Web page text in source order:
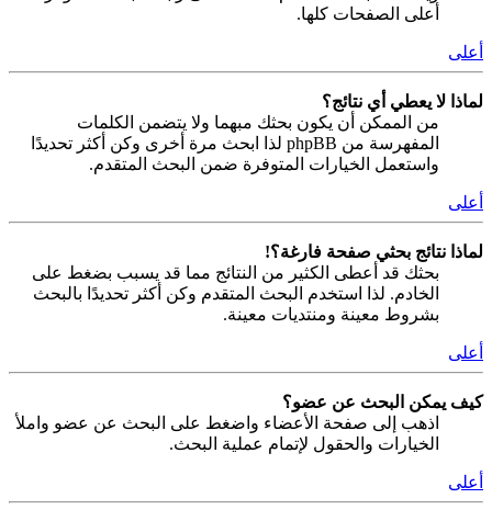
أعلى الصفحات كلها.
أعلى
لماذا لا يعطي أي نتائج؟
من الممكن أن يكون بحثك مبهما ولا يتضمن الكلمات
المفهرسة من phpBB لذا ابحث مرة أخرى وكن أكثر تحديدًا
واستعمل الخيارات المتوفرة ضمن البحث المتقدم.
أعلى
لماذا نتائج بحثي صفحة فارغة؟!
بحثك قد أعطى الكثير من النتائج مما قد يسبب بضغط على
الخادم. لذا استخدم البحث المتقدم وكن أكثر تحديدًا بالبحث
بشروط معينة ومنتديات معينة.
أعلى
كيف يمكن البحث عن عضو؟
اذهب إلى صفحة الأعضاء واضغط على البحث عن عضو واملأ
الخيارات والحقول لإتمام عملية البحث.
أعلى